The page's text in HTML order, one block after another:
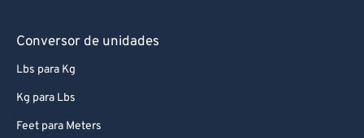
Conversor de unidades
Lbs para Kg
Kg para Lbs
Feet para Meters